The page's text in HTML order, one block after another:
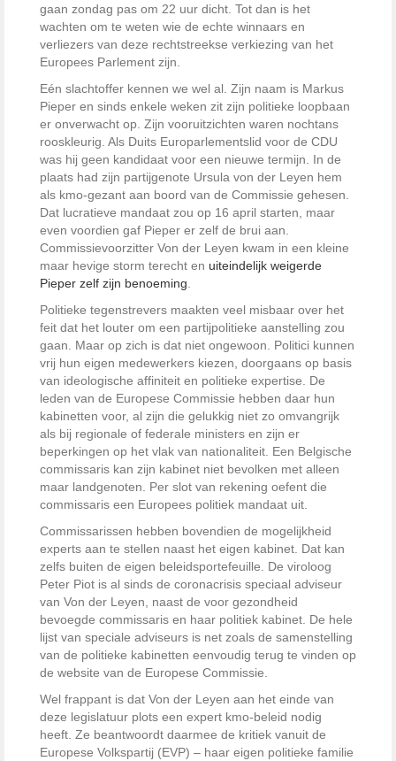
gaan zondag pas om 22 uur dicht. Tot dan is het
wachten om te weten wie de echte winnaars en
verliezers van deze rechtstreekse verkiezing van het
Europees Parlement zijn.
Eén slachtoffer kennen we wel al. Zijn naam is Markus
Pieper en sinds enkele weken zit zijn politieke loopbaan
er onverwacht op. Zijn vooruitzichten waren nochtans
rooskleurig. Als Duits Europarlementslid voor de CDU
was hij geen kandidaat voor een nieuwe termijn. In de
plaats had zijn partijgenote Ursula von der Leyen hem
als kmo-gezant aan boord van de Commissie gehesen.
Dat lucratieve mandaat zou op 16 april starten, maar
even voordien gaf Pieper er zelf de brui aan.
Commissievoorzitter Von der Leyen kwam in een kleine
maar hevige storm terecht en uiteindelijk weigerde
Pieper zelf zijn benoeming
Politieke tegenstrevers maakten veel misbaar over het
feit dat het louter om een partijpolitieke aanstelling zou
gaan. Maar op zich is dat niet ongewoon. Politici kunnen
vrij hun eigen medewerkers kiezen, doorgaans op basis
van ideologische affiniteit en politieke expertise. De
leden van de Europese Commissie hebben daar hun
kabinetten voor, al zijn die gelukkig niet zo omvangrijk
als bij regionale of federale ministers en zijn er
beperkingen op het vlak van nationaliteit. Een Belgische
commissaris kan zijn kabinet niet bevolken met alleen
maar landgenoten. Per slot van rekening oefent die
commissaris een Europees politiek mandaat uit.
Commissarissen hebben bovendien de mogelijkheid
experts aan te stellen naast het eigen kabinet. Dat kan
zelfs buiten de eigen beleidsportefeuille. De viroloog
Peter Piot is al sinds de coronacrisis speciaal adviseur
van Von der Leyen, naast de voor gezondheid
bevoegde commissaris en haar politiek kabinet. De hele
lijst van speciale adviseurs is net zoals de samenstelling
van de politieke kabinetten eenvoudig terug te vinden op
de website van de Europese Commissie.
Wel frappant is dat Von der Leyen aan het einde van
deze legislatuur plots een expert kmo-beleid nodig
heeft. Ze beantwoordt daarmee de kritiek vanuit de
Europese Volkspartij (EVP) – haar eigen politieke familie